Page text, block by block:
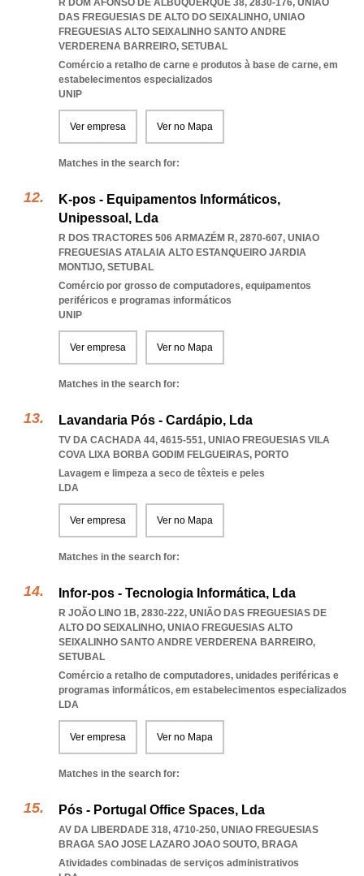
R DOM AFONSO DE ALBUQUERQUE 38, 2830-176, UNIÃO
DAS FREGUESIAS DE ALTO DO SEIXALINHO, UNIAO
FREGUESIAS ALTO SEIXALINHO SANTO ANDRE
VERDERENA BARREIRO, SETUBAL
Comércio a retalho de carne e produtos à base de carne, em
estabelecimentos especializados
UNIP
Ver empresa Ver no Mapa
Matches in the search for:
K-pos - Equipamentos Informáticos,
Unipessoal, Lda
R DOS TRACTORES 506 ARMAZÉM R, 2870-607, UNIAO
FREGUESIAS ATALAIA ALTO ESTANQUEIRO JARDIA
MONTIJO, SETUBAL
Comércio por grosso de computadores, equipamentos
periféricos e programas informáticos
UNIP
Ver empresa Ver no Mapa
Matches in the search for:
Lavandaria Pós - Cardápio, Lda
TV DA CACHADA 44, 4615-551, UNIAO FREGUESIAS VILA
COVA LIXA BORBA GODIM FELGUEIRAS, PORTO
Lavagem e limpeza a seco de têxteis e peles
LDA
Ver empresa Ver no Mapa
Matches in the search for:
Infor-pos - Tecnologia Informática, Lda
R JOÃO LINO 1B, 2830-222, UNIÃO DAS FREGUESIAS DE
ALTO DO SEIXALINHO, UNIAO FREGUESIAS ALTO
SEIXALINHO SANTO ANDRE VERDERENA BARREIRO,
SETUBAL
Comércio a retalho de computadores, unidades periféricas e
programas informáticos, em estabelecimentos especializados
LDA
Ver empresa Ver no Mapa
Matches in the search for:
Pós - Portugal Office Spaces, Lda
AV DA LIBERDADE 318, 4710-250, UNIAO FREGUESIAS
BRAGA SAO JOSE LAZARO JOAO SOUTO, BRAGA
Atividades combinadas de serviços administrativos